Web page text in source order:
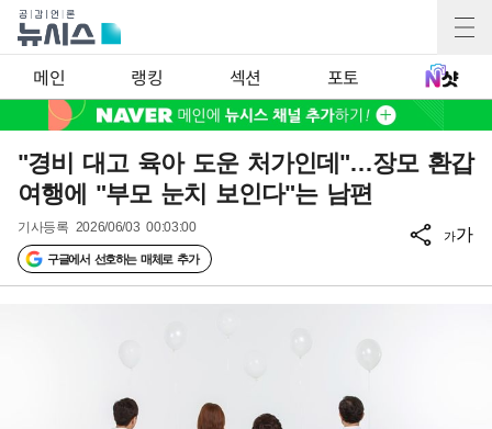
메인 랭킹 섹션 포토
"경비 대고 육아 도운 처가인데"…장모 환갑
여행에 "부모 눈치 보인다"는 남편
기사등록 2026/06/03 00:03:00
구글에서 선호하는 매체로 추가
가가